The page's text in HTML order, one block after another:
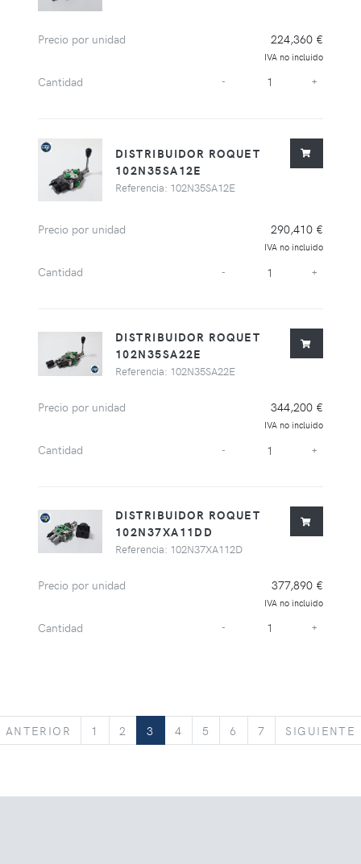
Precio por unidad 224,360 €
IVA no incluido
Cantidad - +
DISTRIBUIDOR ROQUET
102N35SA12E
Referencia: 102N35SA12E
Precio por unidad 290,410 €
IVA no incluido
Cantidad - +
DISTRIBUIDOR ROQUET
102N35SA22E
Referencia: 102N35SA22E
Precio por unidad 344,200 €
IVA no incluido
Cantidad - +
DISTRIBUIDOR ROQUET
102N37XA11DD
Referencia: 102N37XA112D
Precio por unidad 377,890 €
IVA no incluido
Cantidad - +
ANTERIOR ANTERIOR
1 2 3 4 5 6 7 SIGUIENTE